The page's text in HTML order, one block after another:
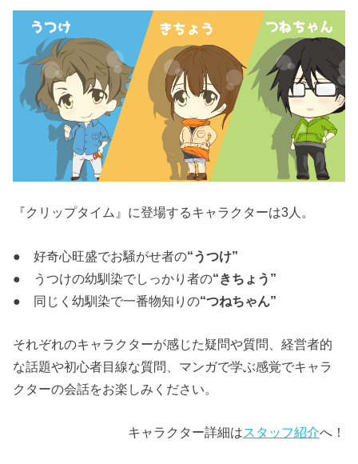
『クリップタイム』に登場するキャラクターは3人。
● 好奇心旺盛でお騒がせ者の“うつけ”
● うつけの幼馴染でしっかり者の“きちょう”
● 同じく幼馴染で一番物知りの“つねちゃん”
それぞれのキャラクターが感じた疑問や質問、経営者的
な話題や初心者目線な質問、マンガで学ぶ感覚でキャラ
クターの会話をお楽しみください。
キャラクター詳細はスタッフ紹介へ！